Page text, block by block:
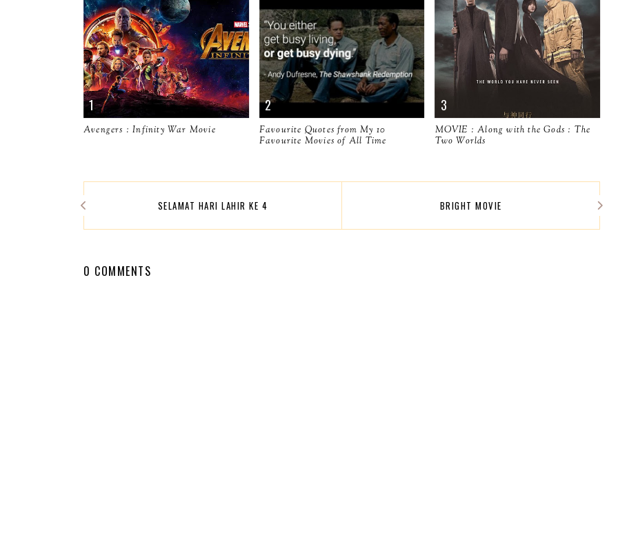
Avengers : Infinity War Movie
Favourite Quotes from My 10
Favourite Movies of All Time
MOVIE : Along with the Gods : The
Two Worlds
SELAMAT HARI LAHIR KE 4 BRIGHT MOVIE
0 COMMENTS